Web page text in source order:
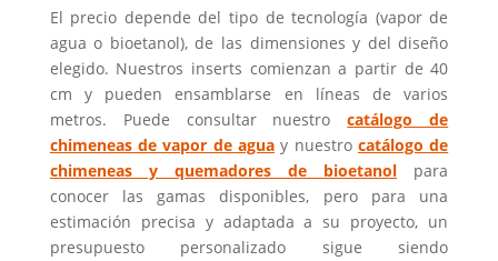
El precio depende del tipo de tecnología (vapor de
agua o bioetanol), de las dimensiones y del diseño
elegido. Nuestros inserts comienzan a partir de 40
cm y pueden ensamblarse en líneas de varios
metros. Puede consultar nuestrocatálogo de
chimeneas de vapor de agua y nuestro catálogo de
chimeneas y quemadores de bioetanol para
conocer las gamas disponibles, pero para una
estimación precisa y adaptada a su proyecto, un
presupuesto personalizado sigue siendo